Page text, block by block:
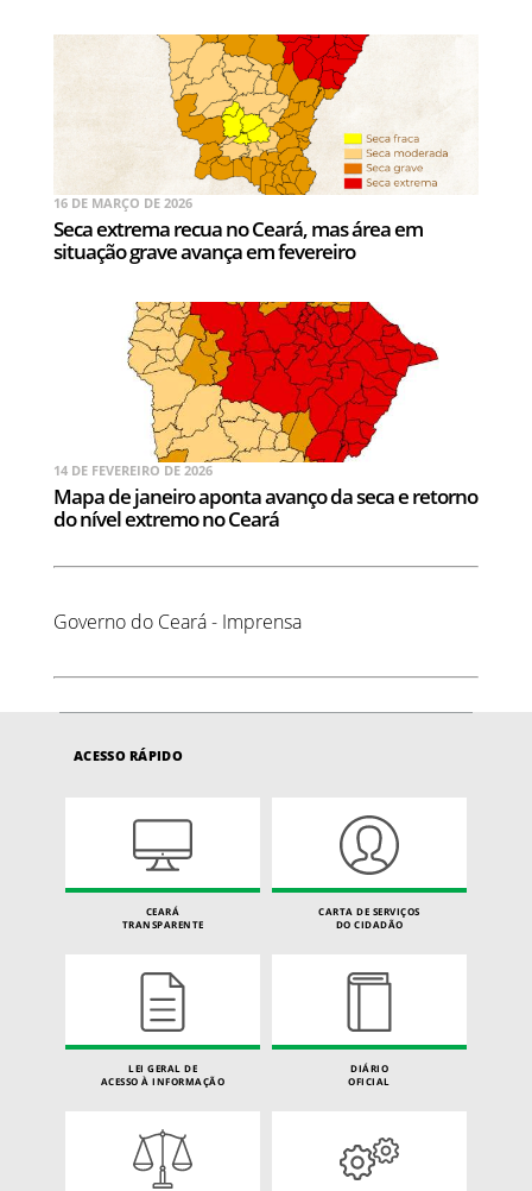
16 DE MARÇO DE 2026
Seca extrema recua no Ceará, mas área em
situação grave avança em fevereiro
14 DE FEVEREIRO DE 2026
Mapa de janeiro aponta avanço da seca e retorno
do nível extremo no Ceará
Governo do Ceará - Imprensa
ACESSO RÁPIDO
CEARÁ
TRANSPARENTE
CARTA DE SERVIÇOS
DO CIDADÃO
LEI GERAL DE
ACESSO À INFORMAÇÃO
DIÁRIO
OFICIAL